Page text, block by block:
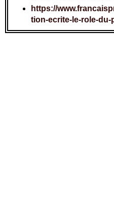
https://
tion-ecrite-le-role-du-